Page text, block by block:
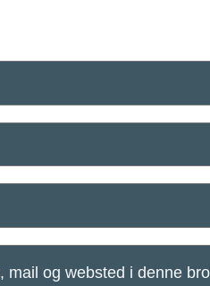
mail og websted i denne